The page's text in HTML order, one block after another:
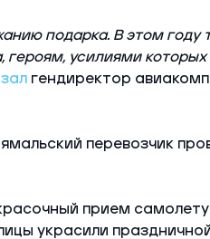
подарка. В этом году
усилиями
гендиректор
перевозчик
прием
украсили